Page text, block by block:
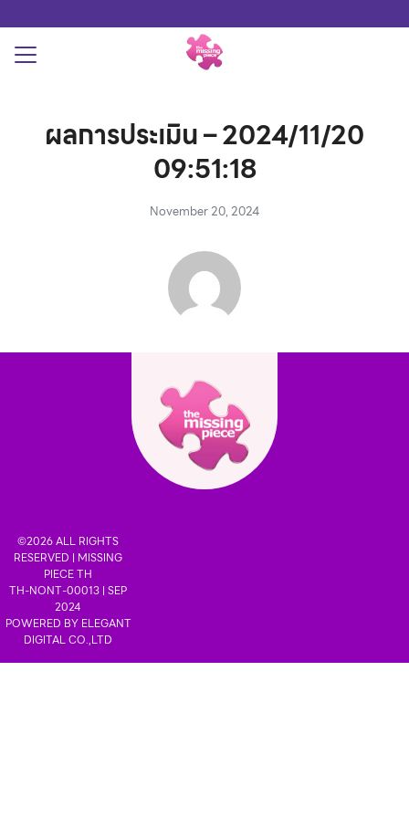
to
content
อบภาวะพร่องฮอร์โมนไทรอยด์
Search
ผลการประเมิน – 2024/11/20
09:51:18
November 20, 2024
POWERED BY ELEGANT
DIGITAL CO.,LTD
©2026 ALL RIGHTS
RESERVED | MISSING
PIECE TH
TH-NONT-00013 | SEP
2024